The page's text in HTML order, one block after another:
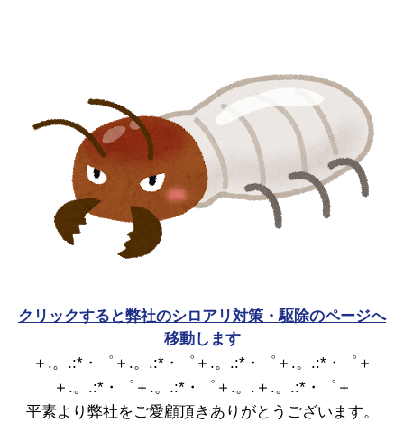
クリックすると弊社のシロアリ対策・駆除のページへ
移動します
＋.。.:*・゜＋.。.:*・゜＋.。.:*・゜＋.。.:*・゜＋
＋.。.:*・゜＋.。.:*・゜＋.。.＋.。.:*・゜＋
平素より弊社をご愛顧頂きありがとうございます。